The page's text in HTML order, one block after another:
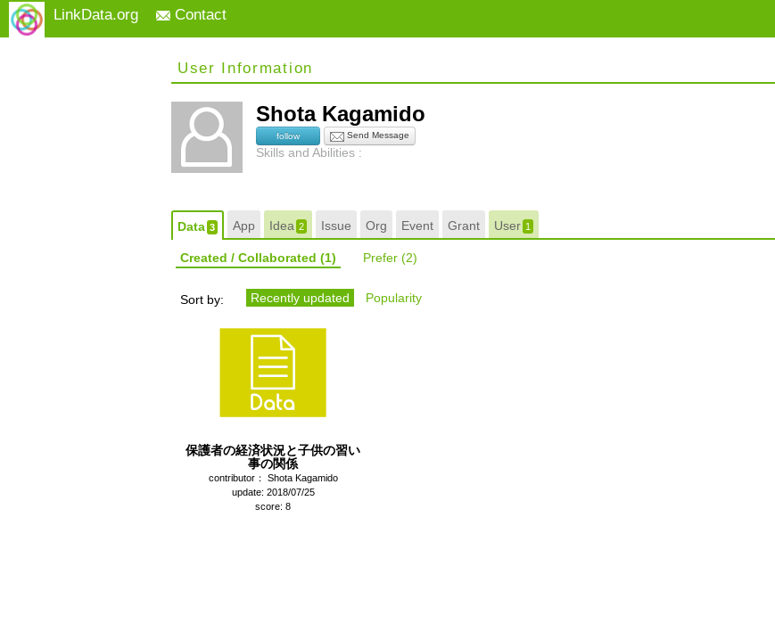
LinkData.org Contact
User Information
Shota Kagamido
follow Send Message
Skills and Abilities :
Data3 App Idea2 Issue Org Event Grant User 1
Created / Collaborated (1) Prefer (2)
Sort by: Recently updated Popularity
保護者の経済状況と子供の習い
事の関係
contributor： Shota Kagamido
update: 2018/07/25
score: 8